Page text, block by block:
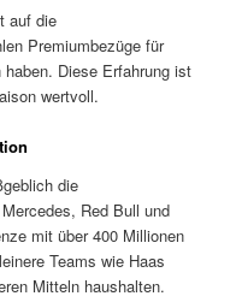
auf die
Premiumbezüge für
Diese Erfahrung ist
wertvoll.
die
Red Bull und
mit über 400 Millionen
Teams wie Haas
Mitteln haushalten.